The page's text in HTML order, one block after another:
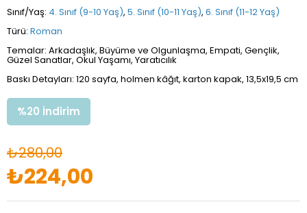
Sınıf/Yaş: 4. Sınıf (9-10 Yaş), 5. Sınıf (10-11 Yaş), 6. Sınıf (11-12 Yaş)
Türü: Roman
Temalar: Arkadaşlık, Büyüme ve Olgunlaşma, Empati, Gençlik,
Güzel Sanatlar, Okul Yaşamı, Yaratıcılık
Baskı Detayları: 120 sayfa, holmen kâğıt, karton kapak, 13,5x19,5 cm
%20 İndirim
₺280,00
₺224,00